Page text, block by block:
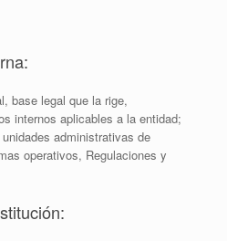
base legal que la rige,
internos aplicables a la entidad;
administrativas de
operativos, Regulaciones y